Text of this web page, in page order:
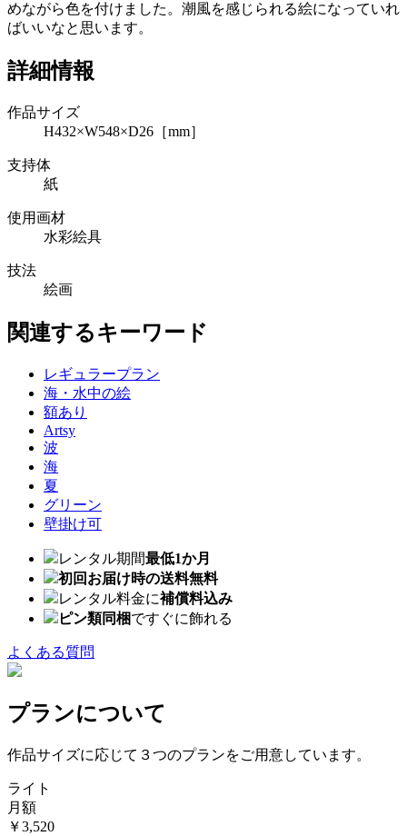
めながら色を付けました。潮風を感じられる絵になっていれ
ばいいなと思います。
詳細情報
作品サイズ
H432×W548×D26［mm］
支持体
紙
使用画材
水彩絵具
技法
絵画
関連するキーワード
レギュラープラン
海・水中の絵
額あり
Artsy
波
海
夏
グリーン
壁掛け可
レンタル期間最低1か月
初回お届け時の送料無料
レンタル料金に補償料込み
ピン類同梱ですぐに飾れる
よくある質問
プランについて
作品サイズに応じて３つのプランをご用意しています。
ライト
月額
￥3,520